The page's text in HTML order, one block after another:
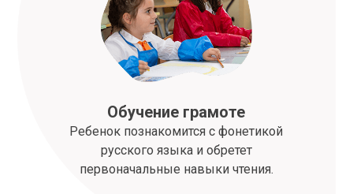
Обучение грамоте
Ребенок познакомится с фонетикой
русского языка и обретет
первоначальные навыки чтения.